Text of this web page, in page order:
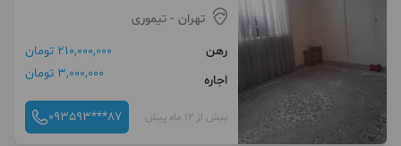
تهران - تیموری
رهن
210,000,000 تومان
اجاره
3,000,000 تومان
بیش از 12 ماه پیش 093593***87